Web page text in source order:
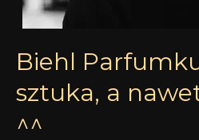
Biehl
sztuka, a
^^